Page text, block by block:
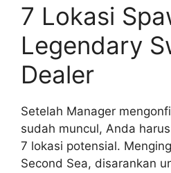
7 Lokasi
Legendary
Dealer
Setelah Manager
sudah muncul, Anda
7 lokasi potensial.
Second Sea, disarankan